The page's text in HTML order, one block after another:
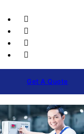
Get A Quote